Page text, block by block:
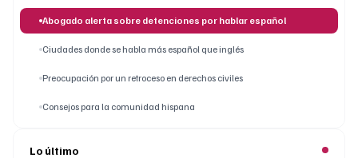
Abogado alerta sobre detenciones por hablar español
Ciudades donde se habla más español que inglés
Preocupación por un retroceso en derechos civiles
Consejos para la comunidad hispana
Lo último